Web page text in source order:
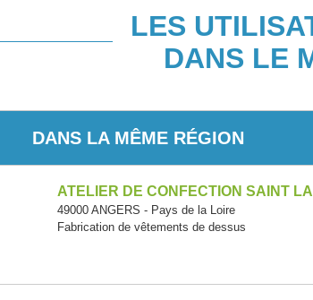
LES
DANS LE
DANS LA MÊME RÉGION
ATELIER DE CONFECTION SAINT
49000 ANGERS - Pays de la Loire
Fabrication de vêtements de dessus